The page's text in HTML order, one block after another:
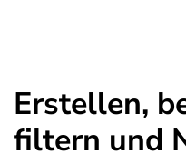
Erstellen,
filtern und